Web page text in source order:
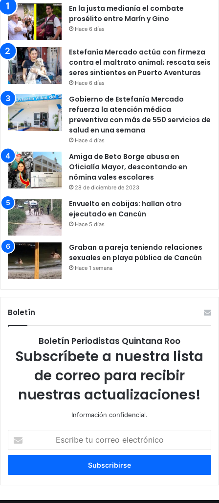
En la justa medianía el combate
prosélito entre Marín y Gino
Hace 6 días
Estefanía Mercado actúa con firmeza
contra el maltrato animal; rescata seis
seres sintientes en Puerto Aventuras
Hace 6 días
Gobierno de Estefanía Mercado
refuerza la atención médica
preventiva con más de 550 servicios de
salud en una semana
Hace 4 días
Amiga de Beto Borge abusa en
Oficialía Mayor, descontando en
nómina vales escolares
28 de diciembre de 2023
Envuelto en cobijas: hallan otro
ejecutado en Cancún
Hace 5 días
Graban a pareja teniendo relaciones
sexuales en playa pública de Cancún
Hace 1 semana
Boletín
Boletín Periodistas Quintana Roo
Subscríbete a nuestra lista
de correo para recibir
nuestras actualizaciones!
Información confidencial.
correo